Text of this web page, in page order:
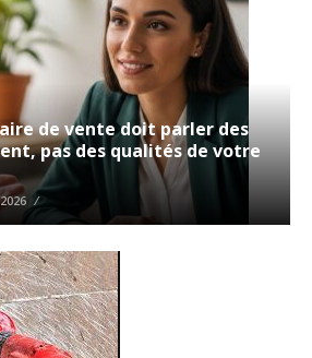
de vente doit parler des
pas des qualités de votre